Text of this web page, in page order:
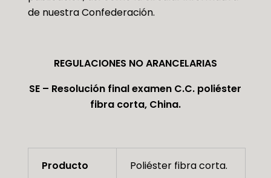
de nuestra Confederación.
REGULACIONES NO ARANCELARIAS
SE – Resolución final examen C.C. poliéster
fibra corta, China.
Producto Poliéster fibra corta.